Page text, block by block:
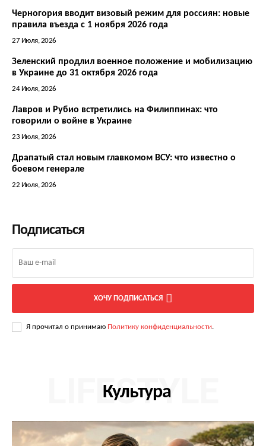
Черногория вводит визовый режим для россиян: новые
правила въезда с 1 ноября 2026 года
27 Июля, 2026
Зеленский продлил военное положение и мобилизацию
в Украине до 31 октября 2026 года
24 Июля, 2026
Лавров и Рубио встретились на Филиппинах: что
говорили о войне в Украине
23 Июля, 2026
Драпатый стал новым главкомом ВСУ: что известно о
боевом генерале
22 Июля, 2026
Подписаться
ХОЧУ ПОДПИСАТЬСЯ
Я прочитал о принимаю Политику конфиденциальности.
Культура
LIFESTYLE